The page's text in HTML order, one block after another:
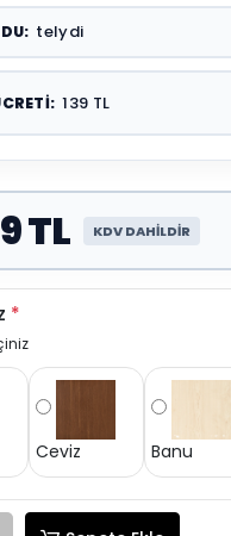
telydi
139 TL
TL KDV DAHİLDİR
*
Ceviz Banu